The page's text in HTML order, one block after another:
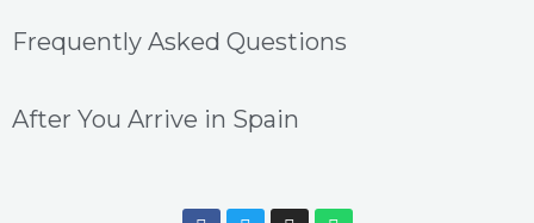
Frequently Asked Questions
After You Arrive in Spain
F T I W